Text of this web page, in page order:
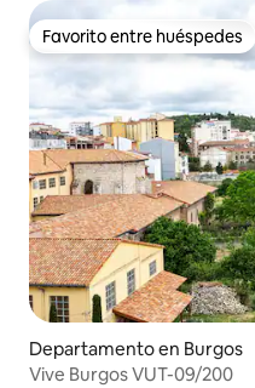
Favorito entre huéspedes
Favorito entre huéspedes
Departamento en Burgos
Vive Burgos VUT-09/200